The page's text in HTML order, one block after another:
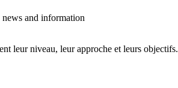
and information
leur niveau, leur approche et leurs objectifs.